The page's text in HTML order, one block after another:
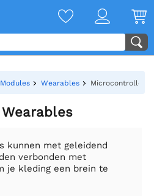
Modules Wearables Microcontroller
kunnen met geleidend
verbonden met
je kleding een brein te